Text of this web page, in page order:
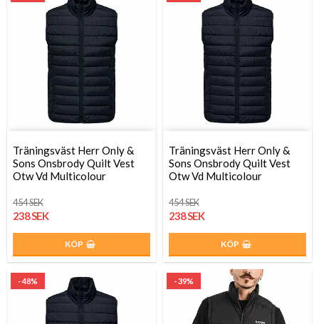
Träningsväst Herr Only &
Sons Onsbrody Quilt Vest
Otw Vd Multicolour
454 SEK
238 SEK
KÖP
Träningsväst Herr Only &
Sons Onsbrody Quilt Vest
Otw Vd Multicolour
454 SEK
238 SEK
KÖP
- 48% - 39%